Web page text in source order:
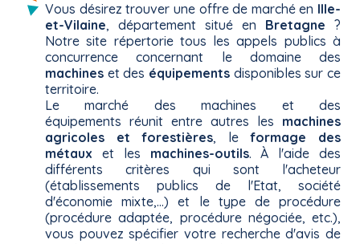
Vous désirez trouver une offre de marché en Ille-
et-Vilaine, département situé en Bretagne ?
Notre site répertorie tous les appels publics à
concurrence concernant le domaine des
machines et des équipements disponibles sur ce
territoire.
Le marché des machines et des
équipements réunit entre autres les machines
agricoles et forestières, leformage des
métaux et les machines-outils. À l'aide des
différents critères qui sont l'acheteur
(établissements publics de l'Etat, société
d'économie mixte,...) et le type de procédure
(procédure adaptée, procédure négociée, etc.),
vous pouvez spécifier votre recherche d'avis de